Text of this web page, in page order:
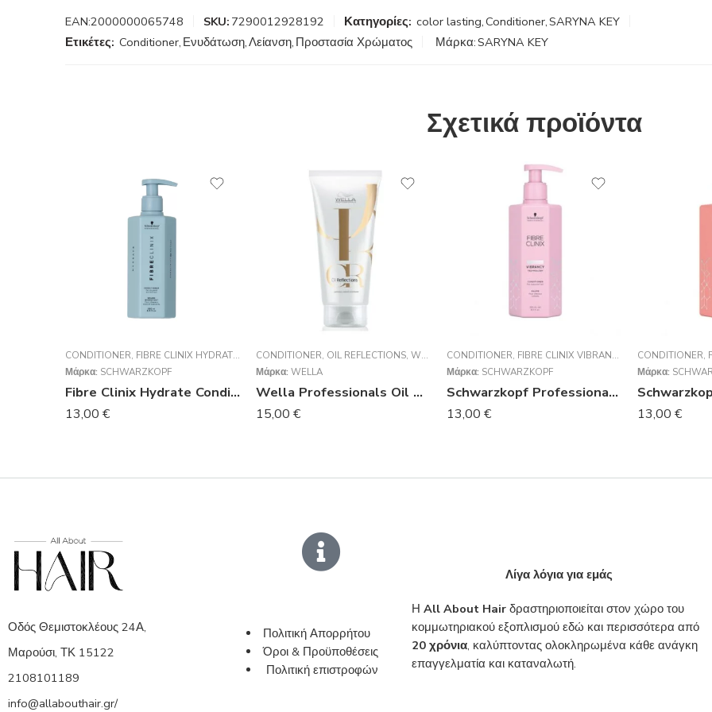
EAN:2000000065748 SKU: 7290012928192 Κατηγορίες: color lasting,Conditioner,SARYNA KEY
Ετικέτες: Conditioner, Ενυδάτωση,Λείανση, Προστασία Χρώματος Μάρκα:SARYNA KEY
Σχετικά προϊόντα
CONDITIONER, FIBRE CLINIX HYDRATE ,
SCHWARZKOPF PROFESSIONAL
Μάρκα: SCHWARZKOPF
Fibre Clinix Hydrate Conditioner 250ml
13,00 €
CONDITIONER, OIL REFLECTIONS, WELLA
Μάρκα: WELLA
Wella Professionals Oil Reflections Conditioner 200ml
15,00 €
CONDITIONER, FIBRE CLINIX VIBRANCY
SCHWARZKOPF
Μάρκα: SCHWARZKOPF
Schwarzkopf Professional Fibre Clinix Vibrancy Conditioner 250ml
13,00 €
CONDITIONER,
Μάρκα:
13,00 €
Οδός Θεμιστοκλέους 24Α,
Μαρούσι, ΤΚ 15122
2108101189
info@allabouthair.gr/
Πολιτική Απορρήτου
Όροι & Προϋποθέσεις
Πολιτική επιστροφών
Λίγα λόγια για εμάς
Η All About Hairδραστηριοποιείται στον χώρο του
κομμωτηριακού εξοπλισμού εδώ και περισσότερα από
20 χρόνια, καλύπτοντας ολοκληρωμένα κάθε ανάγκη
επαγγελματία και καταναλωτή.